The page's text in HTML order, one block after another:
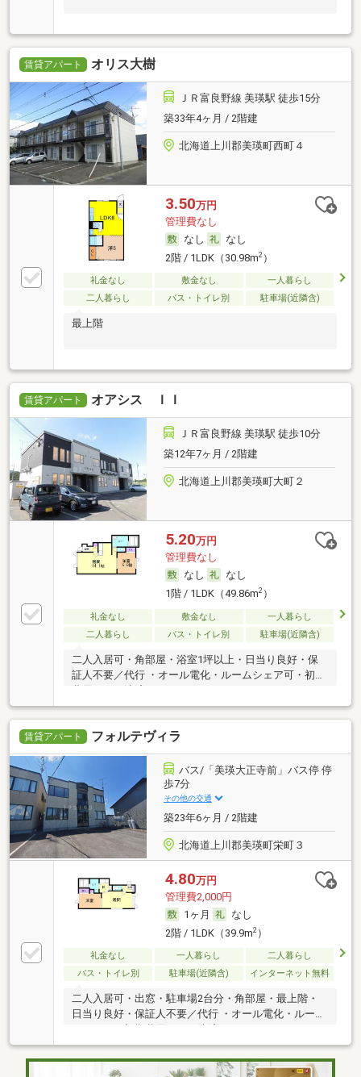
賃貸アパート オリス大樹
ＪＲ富良野線 美瑛駅 徒歩15分
築33年4ヶ月 / 2階建
北海道上川郡美瑛町西町４
3.50万円
管理費なし
なし
なし
2階 / 1LDK（30.98m2）
礼金なし 敷金なし
一人暮らし
二人暮らし
バス・トイレ別 駐車場(近隣含)
最上階
賃貸アパート オアシス ＩＩ
ＪＲ富良野線 美瑛駅 徒歩10分
築12年7ヶ月 / 2階建
北海道上川郡美瑛町大町２
5.20万円
管理費なし
なし
なし
1階 / 1LDK（49.86m2）
礼金なし 敷金なし
一人暮らし
二人暮らし
バス・トイレ別 駐車場(近隣含)
二人入居可・角部屋・浴室1坪以上・日当り良好・保
証人不要／代行 ・オール電化・ルームシェア可・初期
費用カード決済可
賃貸アパート フォルテヴィラ
バス/「美瑛大正寺前」バス停 停
歩7分
その他の交通
築23年6ヶ月 / 2階建
北海道上川郡美瑛町栄町３
4.80万円
管理費2,000円
1ヶ月
なし
2階 / 1LDK（39.9m2）
礼金なし 一人暮らし
二人暮らし
バス・トイレ別
駐車場(近隣含) インターネット無料
二人入居可・出窓・駐車場2台分・角部屋・最上階・
日当り良好・保証人不要／代行 ・オール電化・ルーム